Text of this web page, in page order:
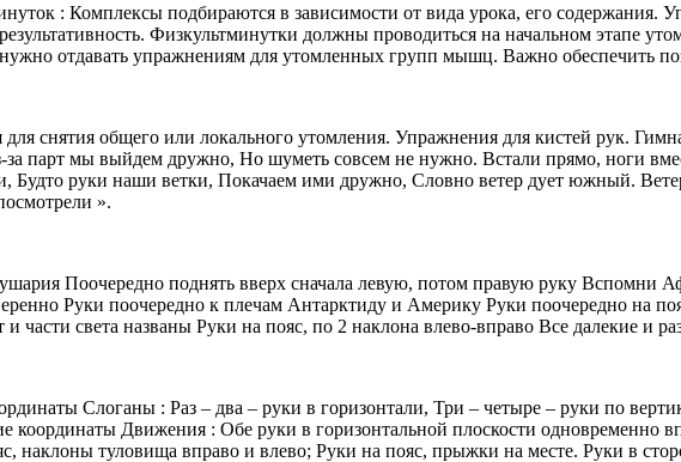
: Комплексы подбираются в зависимости от вида урока, его содержания.
Физкультминутки должны проводиться на начальном этапе
нужно отдавать упражнениям для утомленных групп мышц. Важно обеспечить
снятия общего или локального утомления. Упражнения для кистей рук.
за парт мы выйдем дружно, Но шуметь совсем не нужно. Встали прямо, ноги
Будто руки наши ветки, Покачаем ими дружно, Словно ветер дует южный.
».
Поочередно поднять вверх сначала левую, потом правую руку Вспомни
Руки поочередно к плечам Антарктиду и Америку Руки поочередно на
части света названы Руки на пояс, по 2 наклона влево-вправо Все далекие и
Слоганы : Раз – два – руки в горизонтали, Три – четыре – руки по
координаты Движения : Обе руки в горизонтальной плоскости
наклоны туловища вправо и влево; Руки на пояс, прыжки на месте. Руки в